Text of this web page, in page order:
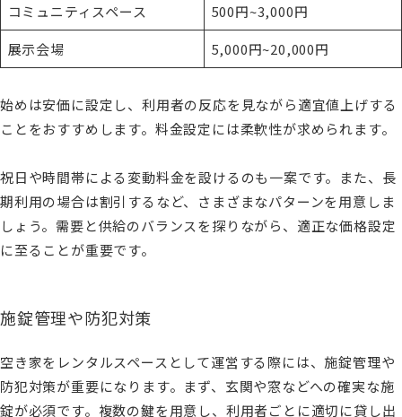
コミュニティスペース
500円~3,000円
展示会場
5,000円~20,000円
始めは安価に設定し、利用者の反応を見ながら適宜値上げする
ことをおすすめします。料金設定には柔軟性が求められます。
祝日や時間帯による変動料金を設けるのも一案です。また、長
期利用の場合は割引するなど、さまざまなパターンを用意しま
しょう。需要と供給のバランスを探りながら、適正な価格設定
に至ることが重要です。
施錠管理や防犯対策
空き家をレンタルスペースとして運営する際には、施錠管理や
防犯対策が重要になります。まず、玄関や窓などへの確実な施
錠が必須です。複数の鍵を用意し、利用者ごとに適切に貸し出